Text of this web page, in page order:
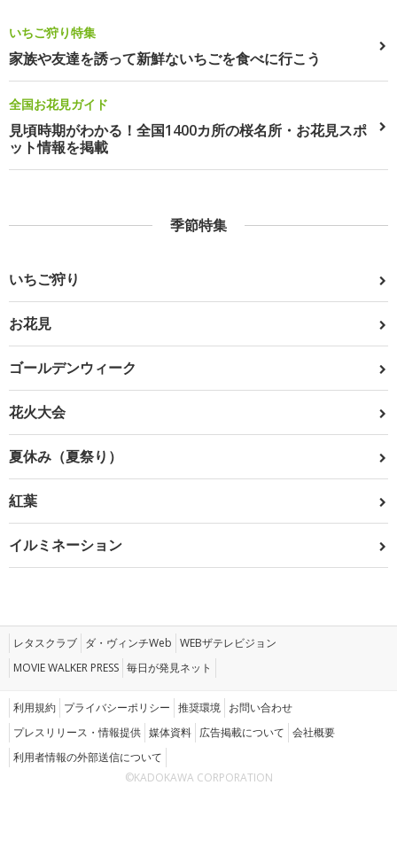
いちご狩り特集
家族や友達を誘って新鮮ないちごを食べに行こう
全国お花見ガイド
見頃時期がわかる！全国1400カ所の桜名所・お花見スポ
ット情報を掲載
季節特集
いちご狩り
お花見
ゴールデンウィーク
花火大会
夏休み（夏祭り）
紅葉
イルミネーション
レタスクラブ ダ・ヴィンチWeb WEBザテレビジョン
MOVIE WALKER PRESS 毎日が発見ネット
利用規約 プライバシーポリシー 推奨環境 お問い合わせ
プレスリリース・情報提供 媒体資料 広告掲載について 会社概要
利用者情報の外部送信について
©KADOKAWA CORPORATION